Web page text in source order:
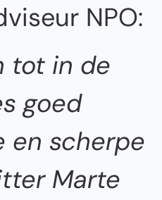
NPO:
tot in de
goed
en scherpe
Marte